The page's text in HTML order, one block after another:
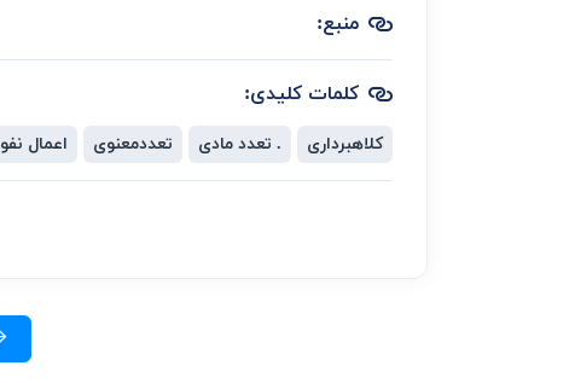
منبع:
کلمات کلیدی:
کلاهبرداری . تعدد مادی تعددمعنوی اعمال